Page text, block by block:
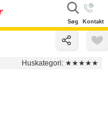
Søg Kontakt
Huskategori: ★★★★★